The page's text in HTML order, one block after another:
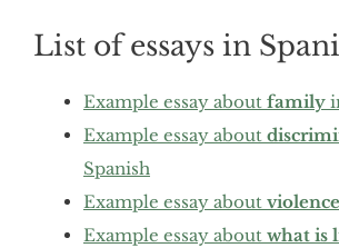
List of essays in
Example essay about family
Example essay about
Spanish
Example essay about violence
Example essay about what is